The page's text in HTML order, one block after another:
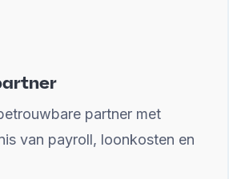
partner met
van payroll, loonkosten en